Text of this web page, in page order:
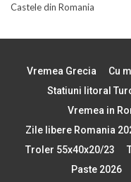
Castele din Romania
Vremea Grecia Cu
Statiuni litoral
Vremea in
Zile libere Romania
Troler 55x40x20/23
Paste 2026